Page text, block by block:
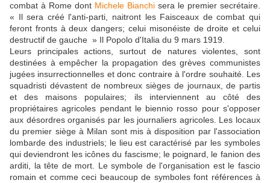
combat à Rome dont Michele Bianchi sera le premier secrétaire.
« Il sera créé l'anti-parti, naitront les Faisceaux de combat qui
feront fronts à deux dangers; celui misonéiste de droite et celui
destructif de gauche » Il Popolo d'Italia du 9 mars 1919.
Leurs principales actions, surtout de natures violentes, sont
destinées à empêcher la propagation des grèves communistes
jugées insurrectionnelles et donc contraire à l'ordre souhaité. Les
squadristi dévastent de nombreux sièges de journaux, de partis
et des maisons populaires; ils interviennent au côté des
propriétaires agricoles pendant le biennio rosso pour s'opposer
aux désordres organisés par les journaliers agricoles. Les locaux
du premier siège à Milan sont mis à disposition par l'association
lombarde des industriels; le lieu est caractérisé par les symboles
qui deviendront les icônes du fascisme; le poignard, le fanion des
arditi, la tête de mort. Le symbole de l'organisation est le fascio
romain et comme ceci beaucoup de symboles font références à